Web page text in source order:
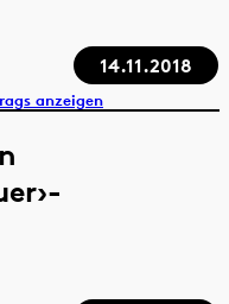
14.11.2018
anzeigen